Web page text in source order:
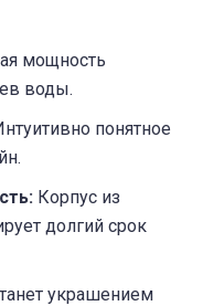
мощность
воды.
понятное
Корпус из
долгий срок
украшением